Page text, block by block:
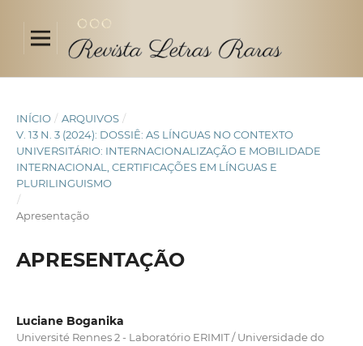
INÍCIO / ARQUIVOS /
V. 13 N. 3 (2024): DOSSIÊ: AS LÍNGUAS NO CONTEXTO
UNIVERSITÁRIO: INTERNACIONALIZAÇÃO E MOBILIDADE
INTERNACIONAL, CERTIFICAÇÕES EM LÍNGUAS E
PLURILINGUISMO
/
Apresentação
APRESENTAÇÃO
Luciane Boganika
Université Rennes 2 - Laboratório ERIMIT / Universidade do